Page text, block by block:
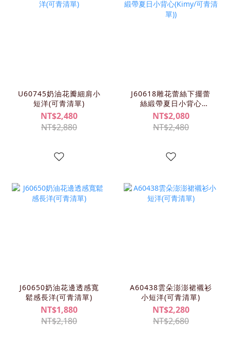
U60745奶油花瓣細肩小
短洋(可青清單)
NT$2,480
NT$2,880
J60618雕花蕾絲下擺蕾
絲緞帶夏日小背心
(KIMY/可青清單))
NT$2,080
NT$2,480
J60650奶油花邊透感寬
鬆感長洋(可青清單)
NT$1,880
NT$2,180
A60438雲朵澎澎裙襯衫
小短洋(可青清單)
NT$2,280
NT$2,680